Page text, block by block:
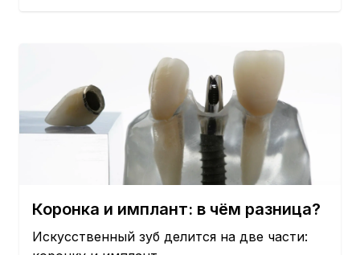
Коронка и имплант: в чём разница?
Искусственный зуб делится на две части: